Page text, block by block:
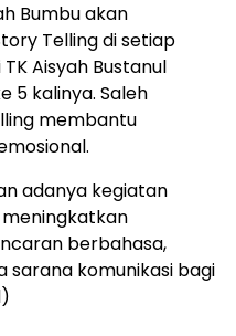
Bumbu akan
Telling di setiap
Aisyah Bustanul
5 kalinya. Saleh
membantu
adanya kegiatan
berbahasa,
komunikasi bagi